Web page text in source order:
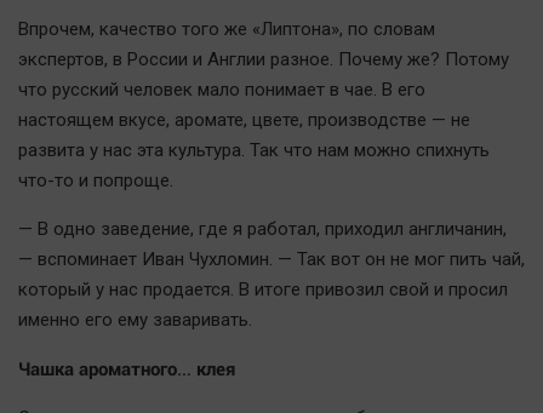
Впрочем, качество того же «Липтона», по словам
экспертов, в России и Англии разное. Почему же? Потому
что русский человек мало понимает в чае. В его
настоящем вкусе, аромате, цвете, производстве — не
развита у нас эта культура. Так что нам можно спихнуть
что-то и попроще.
— В одно заведение, где я работал, приходил англичанин,
— вспоминает Иван Чухломин. — Так вот он не мог пить чай,
который у нас продается. В итоге привозил свой и просил
именно его ему заваривать.
Чашка ароматного… клея